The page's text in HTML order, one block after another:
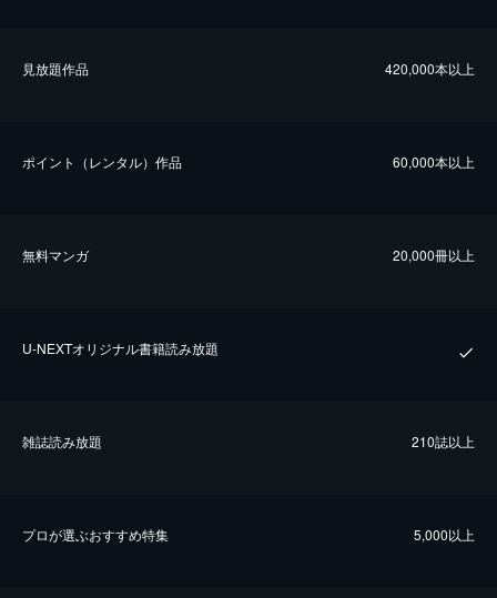
⾒放題作品 420,000本以上
ポイント（レンタル）作品 60,000本以上
無料マンガ 20,000冊以上
U-NEXTオリジナル書籍読み放題
雑誌読み放題 210誌以上
プロが選ぶおすすめ特集 5,000以上